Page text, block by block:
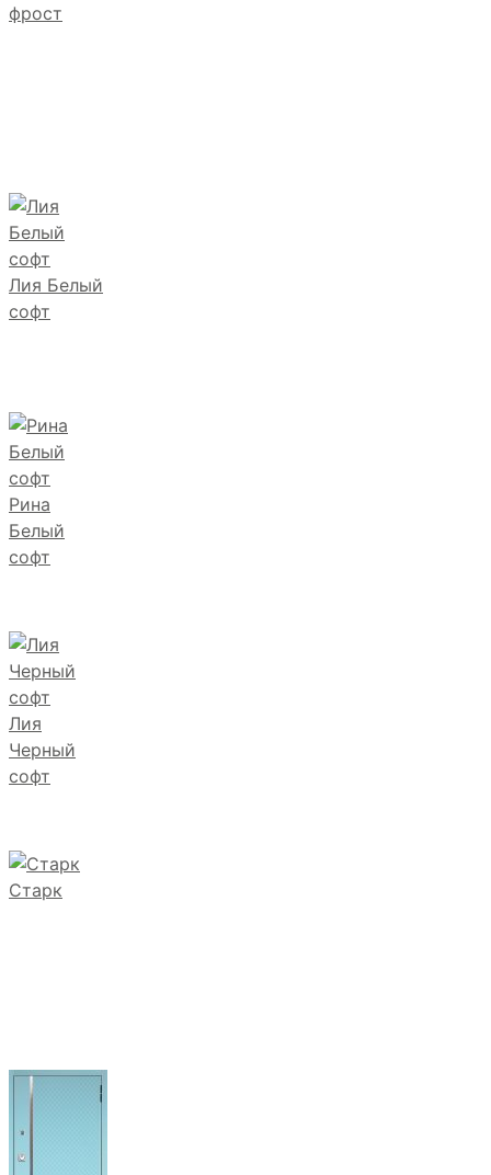
фрост
Лия Белый
софт
Рина
Белый
софт
Лия
Черный
софт
Старк